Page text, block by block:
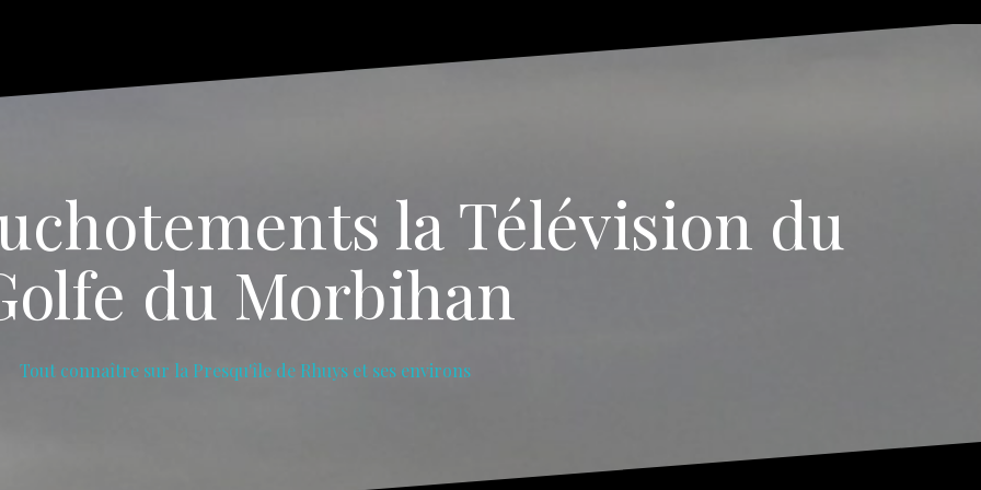
la Télévision du
du Morbihan
Tout connaître sur la Presqu'île de Rhuys et ses environs